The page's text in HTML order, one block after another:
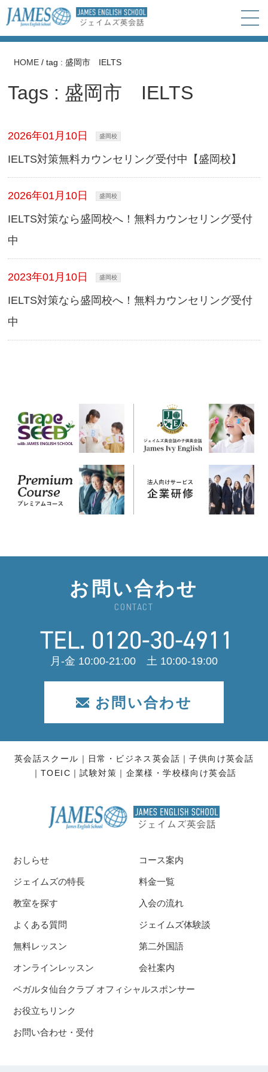
HOME /tag : 盛岡市 IELTS
Tags : 盛岡市 IELTS
2026年01月10日 盛岡校
IELTS対策無料カウンセリング受付中【盛岡校】
2026年01月10日 盛岡校
IELTS対策なら盛岡校へ！無料カウンセリング受付
中
2023年01月10日 盛岡校
IELTS対策なら盛岡校へ！無料カウンセリング受付
中
お問い合わせ
CONTACT
月-金 10:00-21:00 土 10:00-19:00
お問い合わせ
英会話スクール 日常・ビジネス英会話
子供向け英会話
TOEIC
試験対策 企業様・学校様向け英会話
おしらせ
ジェイムズの特長
教室を探す
コース案内
料金一覧
入会の流れ
よくある質問
無料レッスン
オンラインレッスン
ジェイムズ体験談
第二外国語
会社案内
ベガルタ仙台クラブ オフィシャルスポンサー
お役立ちリンク
お問い合わせ・受付